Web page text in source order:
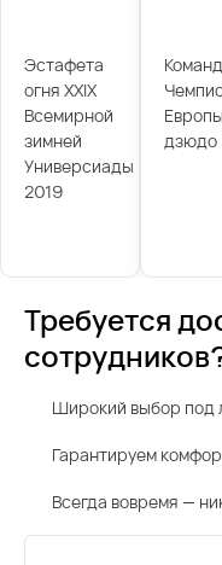
Эстафета
огня XXIX
Всемирной
зимней
Универсиады
2019
дзюдо
Требуется
Широкий выбор под
Гарантируем
Всегда вовремя —